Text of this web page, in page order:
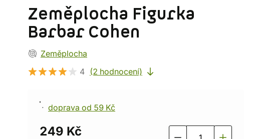
Zeměplocha Figurka
Barbar Cohen
Zeměplocha
4 (2 hodnocení)
doprava od 59 Kč
249 Kč